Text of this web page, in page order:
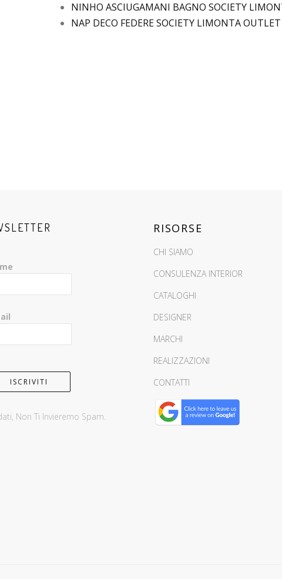
NINHO ASCIUGAMANI BAGNO SOCIETY
NAP DECO FEDERE SOCIETY LIMONTA OUTLET
Non Ti Invieremo Spam.
RISORSE
CHI SIAMO
CONSULENZA INTERIOR
CATALOGHI
DESIGNER
MARCHI
REALIZZAZIONI
CONTATTI